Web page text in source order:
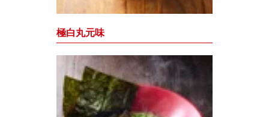
極白丸元味